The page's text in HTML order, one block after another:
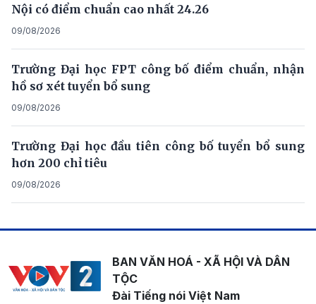
Nội có điểm chuẩn cao nhất 24.26
09/08/2026
Trường Đại học FPT công bố điểm chuẩn, nhận
hồ sơ xét tuyển bổ sung
09/08/2026
Trường Đại học đầu tiên công bố tuyển bổ sung
hơn 200 chỉ tiêu
09/08/2026
BAN VĂN HOÁ - XÃ HỘI VÀ DÂN
TỘC
Đài Tiếng nói Việt Nam